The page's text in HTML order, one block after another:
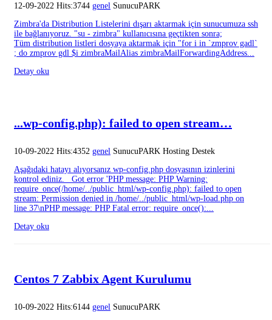
12-09-2022 Hits:3744 genel SunucuPARK
Zimbra'da Distribution Listelerini dışarı aktarmak için sunucumuza ssh
ile bağlanıyoruz. "su - zimbra" kullanıcısına geçtikten sonra;
Tüm distribution listleri dosyaya aktarmak için "for i in `zmprov gadl`
; do zmprov gdl $i zimbraMailAlias zimbraMailForwardingAddress...
Detay oku
...wp-config.php): failed to open stream…
10-09-2022 Hits:4352 genel SunucuPARK Hosting Destek
Aşağıdaki hatayı alıyorsanız wp-config.php dosyasının izinlerini
kontrol ediniz. Got error 'PHP message: PHP Warning:
require_once(/home/../public_html/wp-config.php): failed to open
stream: Permission denied in /home/../public_html/wp-load.php on
line 37\nPHP message: PHP Fatal error: require_once():...
Detay oku
Centos 7 Zabbix Agent Kurulumu
10-09-2022 Hits:6144 genel SunucuPARK